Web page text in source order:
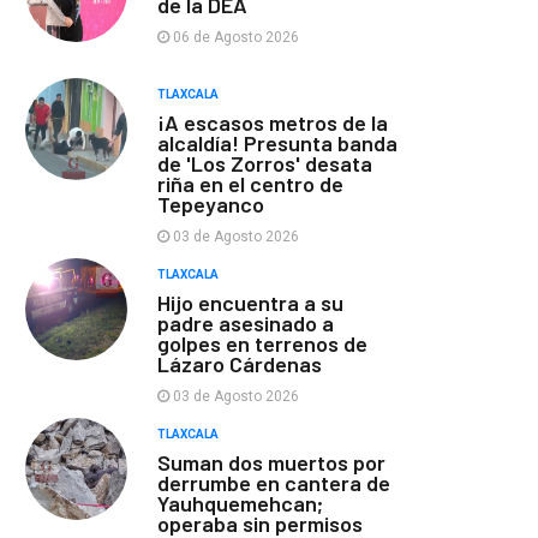
06 de Agosto 2026
TLAXCALA
¡A escasos metros de la
alcaldía! Presunta banda
de 'Los Zorros' desata
riña en el centro de
Tepeyanco
03 de Agosto 2026
TLAXCALA
Hijo encuentra a su
padre asesinado a
golpes en terrenos de
Lázaro Cárdenas
03 de Agosto 2026
TLAXCALA
Suman dos muertos por
derrumbe en cantera de
Yauhquemehcan;
operaba sin permisos